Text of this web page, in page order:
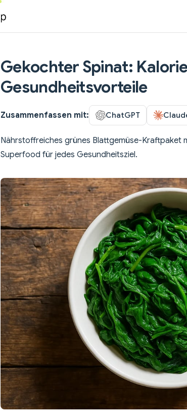
Gekochter Spinat:
Gesundheitsvorteile
Zusammenfassen mit: ChatGPT
Nährstoffreiches grünes Blattgemüse-Kraftpaket
Superfood für jedes Gesundheitsziel.